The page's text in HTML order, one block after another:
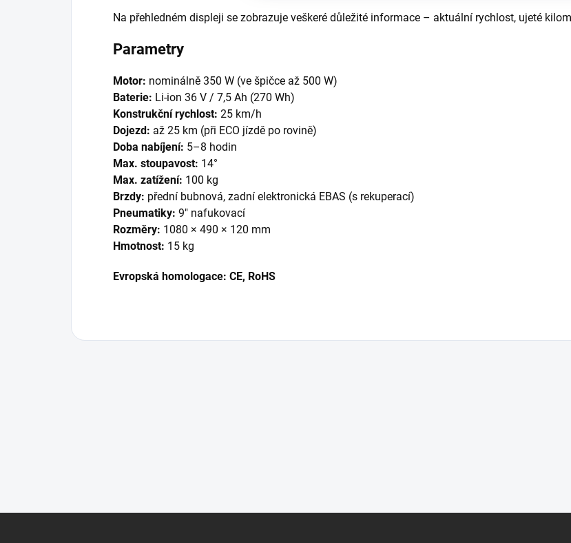
Na přehledném displeji se zobrazuje veškeré důležité informace – aktuální rychlost, ujeté
Parametry
Motor: nominálně 350 W (ve špičce až 500 W)
Baterie: Li-ion 36 V / 7,5 Ah (270 Wh)
Konstrukční rychlost: 25 km/h
Dojezd: až 25 km (při ECO jízdě po rovině)
Doba nabíjení: 5–8 hodin
Max. stoupavost: 14°
Max. zatížení: 100 kg
Brzdy: přední bubnová, zadní elektronická EBAS (s rekuperací)
Pneumatiky: 9" nafukovací
Rozměry: 1080 × 490 × 120 mm
Hmotnost: 15 kg
Evropská homologace: CE, RoHS